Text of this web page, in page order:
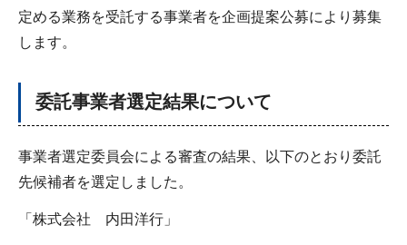
定める業務を受託する事業者を企画提案公募により募集
します。
委託事業者選定結果について
事業者選定委員会による審査の結果、以下のとおり委託
先候補者を選定しました。
「株式会社 内田洋行」